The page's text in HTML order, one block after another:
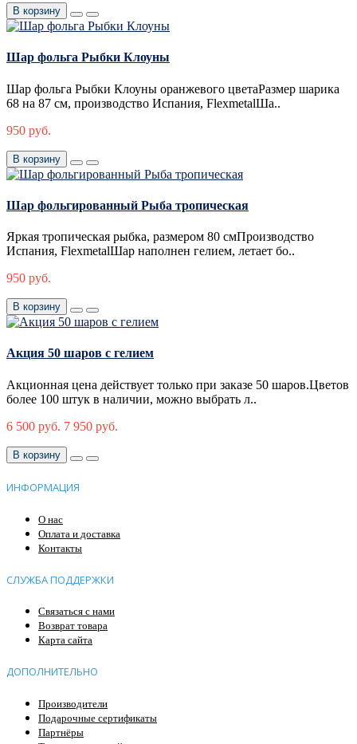
В корзину
Шар фольга Рыбки Клоуны
Шар фольга Рыбки Клоуны оранжевого цветаРазмер шарика
68 на 87 см, производство Испания, FlexmetalШа..
950 руб.
В корзину
Шар фольгированный Рыба тропическая
Яркая тропическая рыбка, размером 80 смПроизводство
Испания, FlexmetalШар наполнен гелием, летает бо..
950 руб.
В корзину
Акция 50 шаров с гелием
Акционная цена действует только при заказе 50 шаров.Цветов
более 100 штук в наличии, можно выбрать л..
6 500 руб. 7 950 руб.
В корзину
ИНФОРМАЦИЯ
О нас
Оплата и доставка
Контакты
СЛУЖБА ПОДДЕРЖКИ
Связаться с нами
Возврат товара
Карта сайта
ДОПОЛНИТЕЛЬНО
Производители
Подарочные сертификаты
Партнёры